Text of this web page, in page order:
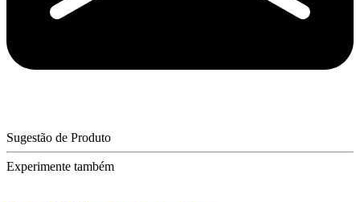
Sugestão de Produto
Experimente também